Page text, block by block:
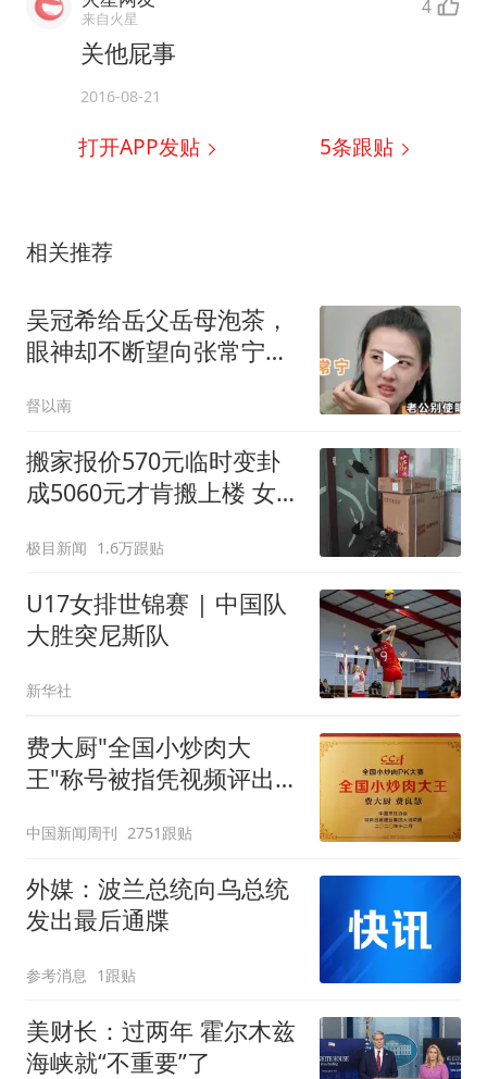
来自火星 4
关他屁事
2016-08-21
打开APP发贴 5条跟贴
相关推荐
吴冠希给岳父岳母泡茶，
眼神却不断望向张常宁求
督以南
搬家报价570元临时变卦
成5060元才肯搬上楼 女子
极目新闻 1.6万跟贴
U17女排世锦赛 | 中国队
大胜突尼斯队
新华社
费大厨"全国小炒肉大
王"称号被指凭视频评出
中国新闻周刊 2751跟贴
外媒：波兰总统向乌总统
发出最后通牒
参考消息 1跟贴
美财长：过两年 霍尔木兹
海峡就“不重要”了